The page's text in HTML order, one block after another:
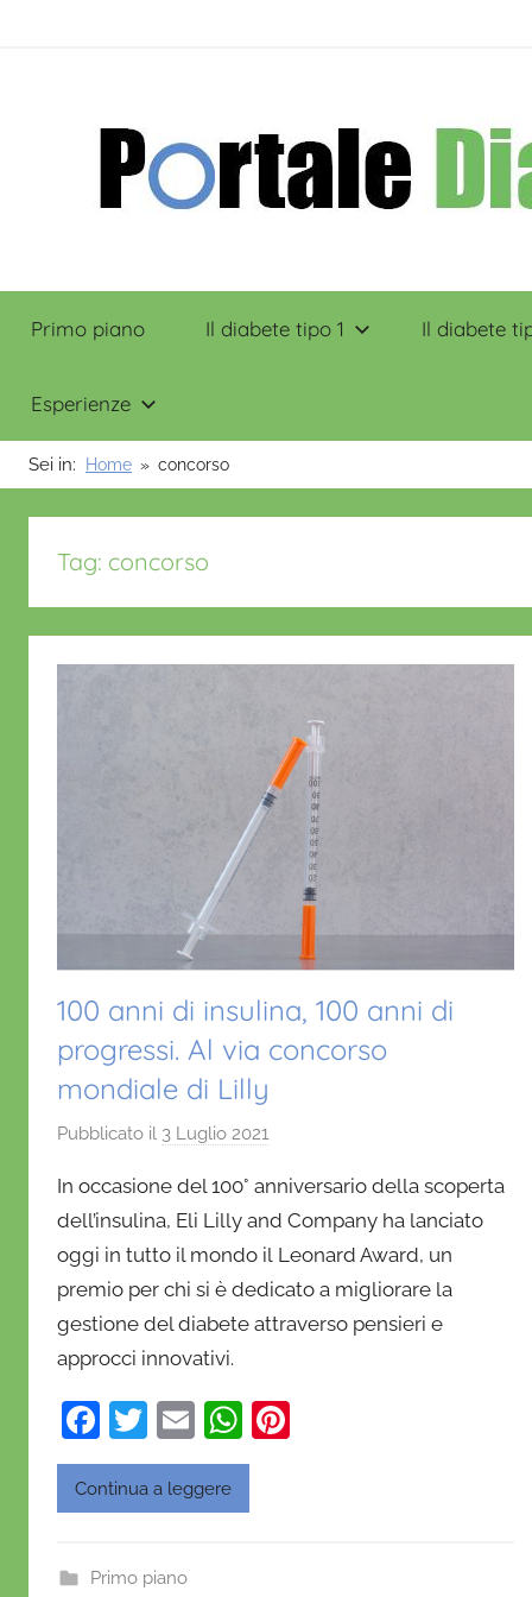
Portale
Diabete
Primo piano Il diabete tipo 1 Il diabete
Esperienze
Sei in: Home concorso
Tag: concorso
100 anni di insulina, 100 anni di
progressi. Al via concorso
mondiale di Lilly
Pubblicato il 3 Luglio 2021
D
a
n
i
e
D
'
In occasione del 100° anniversario della scoperta
dell’insulina, Eli Lilly and Company ha lanciato
oggi in tutto il mondo il Leonard Award, un
premio per chi si è dedicato a migliorare la
gestione del diabete attraverso pensieri e
approcci innovativi.
F
a
c
b
T
w
itt
E
m
ai
W
h
Continua a leggere
Primo piano